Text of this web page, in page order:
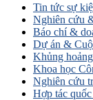
Tin tức sự
Nghiên cứu
Báo chí &
Dự án &
Khủng
Khoa học
Nghiên cứu
Hợp tác quốc